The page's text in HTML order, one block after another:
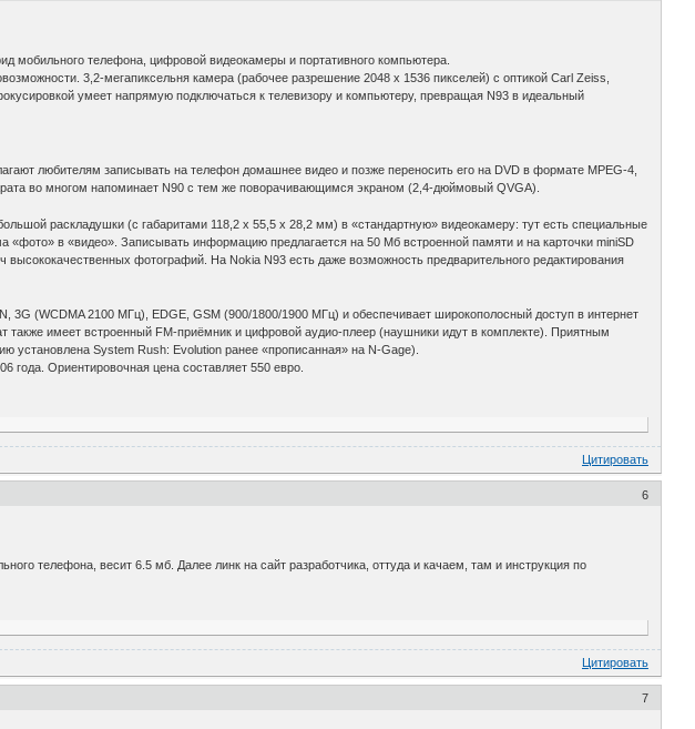
мобильного телефона, цифровой видеокамеры и портативного компьютера.
3,2-мегапиксельня камера (рабочее разрешение 2048 x 1536 пикселей) с оптикой Carl Zeiss,
умеет напрямую подключаться к телевизору и компьютеру, превращая N93 в идеальный
любителям записывать на телефон домашнее видео и позже переносить его на DVD в формате MPEG-4,
во многом напоминает N90 с тем же поворачивающимся экраном (2,4-дюймовый QVGA).
раскладушки (с габаритами 118,2 х 55,5 х 28,2 мм) в «стандартную» видеокамеру: тут есть специальные
в «видео». Записывать информацию предлагается на 50 Мб встроенной памяти и на карточки miniSD
фотографий. На Nokia N93 есть даже возможность предварительного редактирования
3G (WCDMA 2100 МГц), EDGE, GSM (900/1800/1900 МГц) и обеспечивает широкополосный доступ в интернет
также имеет встроенный FM-приёмник и цифровой аудио-плеер (наушники идут в комплекте). Приятным
установлена System Rush: Evolution ранее «прописанная» на N-Gage).
года. Ориентировочная цена составляет 550 евро.
Цитировать
6
телефона, весит 6.5 мб. Далее линк на сайт разработчика, оттуда и качаем, там и инструкция по
Цитировать
7